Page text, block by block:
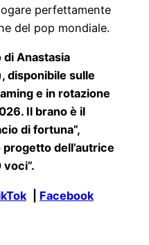
perfettamente
del pop mondiale.
di Anastasia
disponibile sulle
e in rotazione
Il brano è il
di fortuna”,
dell’autrice
Facebook